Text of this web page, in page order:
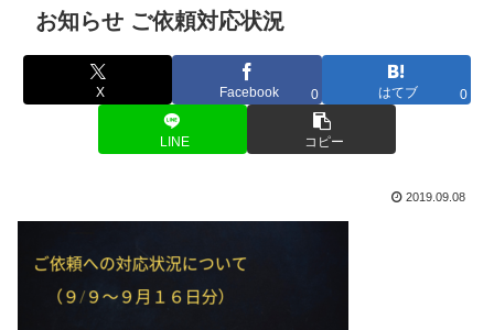
お知らせ ご依頼対応状況
X Facebook 0 はてブ 0
LINE コピー
2019.09.08